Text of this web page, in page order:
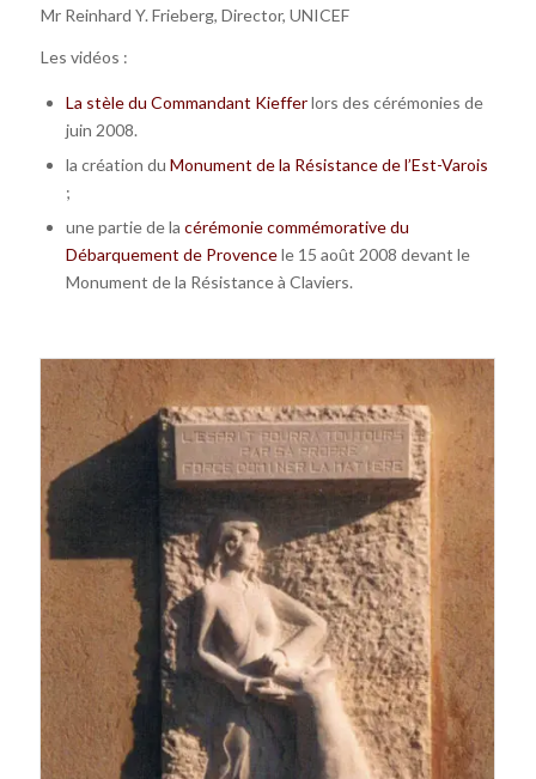
Mr Reinhard Y. Frieberg, Director, UNICEF
Les vidéos :
La stèle du Commandant Kiefferlors des cérémonies de
juin 2008.
la création du Monument de la Résistance de l’Est-Varois
;
une partie de la cérémonie commémorative du
Débarquement de Provencele 15 août 2008 devant le
Monument de la Résistance à Claviers.